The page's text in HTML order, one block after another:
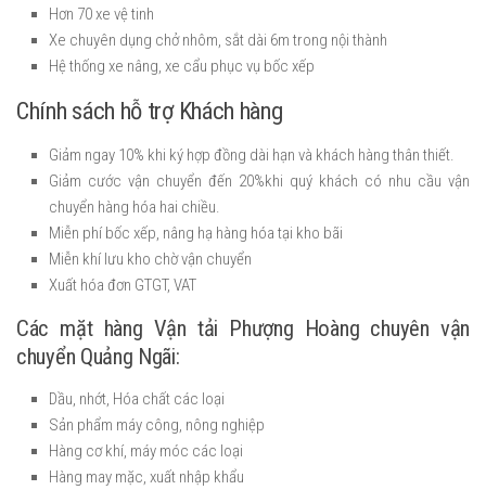
Hơn 70 xe vệ tinh
Xe chuyên dụng chở nhôm, sắt dài 6m trong nội thành
Hệ thống xe nâng, xe cẩu phục vụ bốc xếp
Chính sách hỗ trợ Khách hàng
Giảm ngay 10% khi ký hợp đồng dài hạn và khách hàng thân thiết.
Giảm cước vận chuyển đến 20%khi quý khách có nhu cầu vận
chuyển hàng hóa hai chiều.
Miễn phí bốc xếp, nâng hạ hàng hóa tại kho bãi
Miễn khí lưu kho chờ vận chuyển
Xuất hóa đơn GTGT, VAT
Các mặt hàng Vận tải Phượng Hoàng chuyên vận
chuyển Quảng Ngãi:
Dầu, nhớt, Hóa chất các loại
Sản phẩm máy công, nông nghiệp
Hàng cơ khí, máy móc các loại
Hàng may mặc, xuất nhập khẩu